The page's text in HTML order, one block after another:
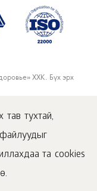
тухтай,
та cookies
ХХК. Бүх эрх